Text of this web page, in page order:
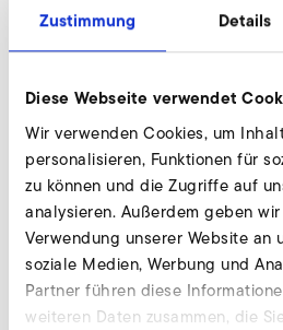
Zustimmung Details
Diese Webseite verwendet
Wir verwenden Cookies, um
personalisieren, Funktionen für
zu können und die Zugriffe auf
analysieren. Außerdem geben
Verwendung unserer Website an
soziale Medien, Werbung und
Partner führen diese
weiteren Daten zusammen, die
Schweißflansch
Wir beraten individuell und
Experten stehen Ihnen gerne